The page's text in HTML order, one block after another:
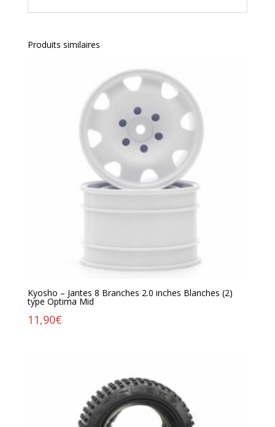
Produits similaires
Kyosho – Jantes 8 Branches 2.0 inches Blanches (2)
type Optima Mid
11,90€